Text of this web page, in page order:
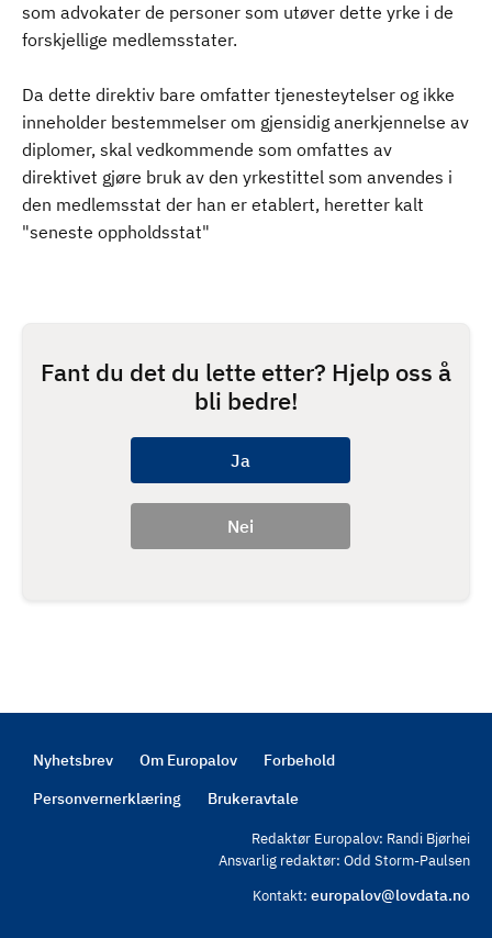
som advokater de personer som utøver dette yrke i de
forskjellige medlemsstater.
Da dette direktiv bare omfatter tjenesteytelser og ikke
inneholder bestemmelser om gjensidig anerkjennelse av
diplomer, skal vedkommende som omfattes av
direktivet gjøre bruk av den yrkestittel som anvendes i
den medlemsstat der han er etablert, heretter kalt
"seneste oppholdsstat"
Fant du det du lette etter? Hjelp oss å
bli bedre!
Footer
Nyhetsbrev Om Europalov
Forbehold
Personvernerklæring
Brukeravtale
Redaktør Europalov: Randi Bjørhei
Ansvarlig redaktør: Odd Storm-Paulsen
Kontakt: europalov@lovdata.no